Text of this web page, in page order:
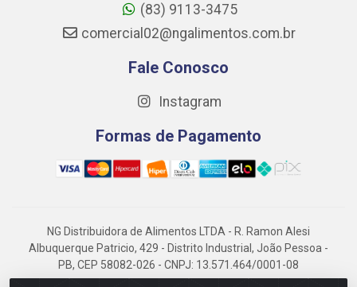
(83) 9113-3475
comercial02@ngalimentos.com.br
Fale Conosco
Instagram
Formas de Pagamento
NG Distribuidora de Alimentos LTDA - R. Ramon Alesi
Albuquerque Patricio, 429 - Distrito Industrial, João Pessoa -
PB, CEP 58082-026 - CNPJ: 13.571.464/0001-08